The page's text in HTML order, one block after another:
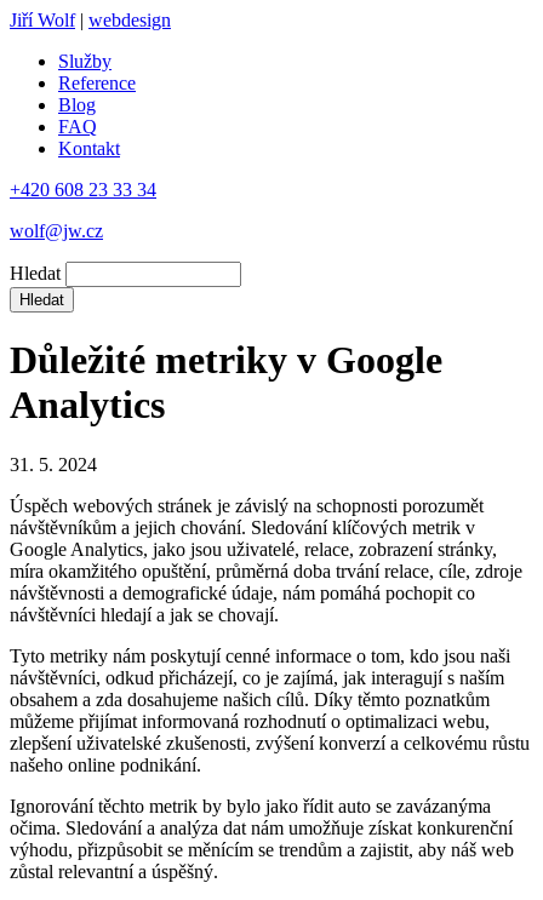
Jiří Wolf | webdesign
Služby
Reference
Blog
FAQ
Kontakt
+420 608 23 33 34
wolf@jw.cz
Hledat
Důležité metriky v Google
Analytics
31. 5. 2024
Úspěch webových stránek je závislý na schopnosti porozumět
návštěvníkům a jejich chování. Sledování klíčových metrik v
Google Analytics, jako jsou uživatelé, relace, zobrazení stránky,
míra okamžitého opuštění, průměrná doba trvání relace, cíle, zdroje
návštěvnosti a demografické údaje, nám pomáhá pochopit co
návštěvníci hledají a jak se chovají.
Tyto metriky nám poskytují cenné informace o tom, kdo jsou naši
návštěvníci, odkud přicházejí, co je zajímá, jak interagují s naším
obsahem a zda dosahujeme našich cílů. Díky těmto poznatkům
můžeme přijímat informovaná rozhodnutí o optimalizaci webu,
zlepšení uživatelské zkušenosti, zvýšení konverzí a celkovému růstu
našeho online podnikání.
Ignorování těchto metrik by bylo jako řídit auto se zavázanýma
očima. Sledování a analýza dat nám umožňuje získat konkurenční
výhodu, přizpůsobit se měnícím se trendům a zajistit, aby náš web
zůstal relevantní a úspěšný.